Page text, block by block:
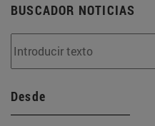
BUSCADOR NOTICIAS
Desde